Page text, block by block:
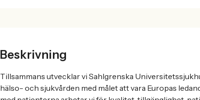
Beskrivning
Tillsammans utvecklar vi Sahlgrenska
hälso- och sjukvården med målet att vara Europas